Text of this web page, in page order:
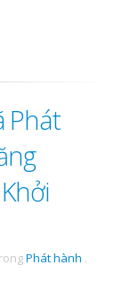
Phát
Phát hành .